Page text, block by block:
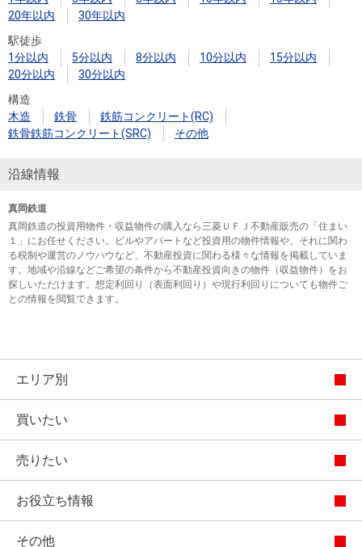
20年以内
30年以内
駅徒歩
1分以内
5分以内 8分以内 10分以内
15分以内
20分以内
30分以内
構造
木造
鉄骨
鉄筋コンクリート(RC)
鉄骨鉄筋コンクリート(SRC)
その他
沿線情報
真岡鉄道
真岡鉄道の投資用物件・収益物件の購入なら三菱ＵＦＪ不動産販売の「住まい
１」にお任せください。ビルやアパートなど投資用の物件情報や、それに関わ
る税制や運営のノウハウなど、不動産投資に関わる様々な情報を掲載していま
す。地域や沿線などご希望の条件から不動産投資向きの物件（収益物件）をお
探しいただけます。想定利回り（表面利回り）や現行利回りについても物件ご
との情報を閲覧できます。
エリア別
買いたい
売りたい
お役立ち情報
その他